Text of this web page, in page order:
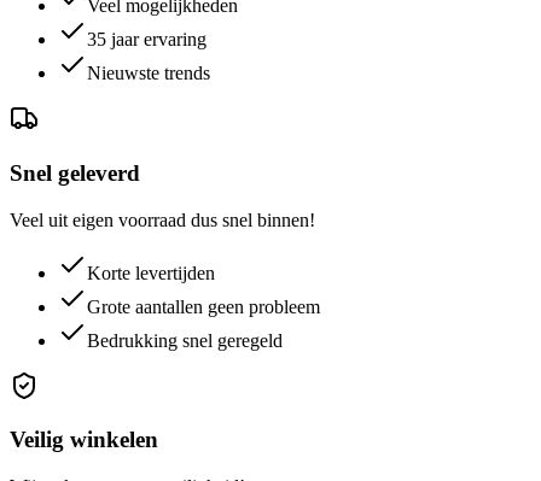
Veel mogelijkheden
35 jaar ervaring
Nieuwste trends
Snel geleverd
Veel uit eigen voorraad dus snel binnen!
Korte levertijden
Grote aantallen geen probleem
Bedrukking snel geregeld
Veilig winkelen